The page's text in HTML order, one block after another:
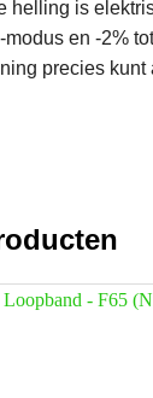
helling is
en -2%
precies kunt